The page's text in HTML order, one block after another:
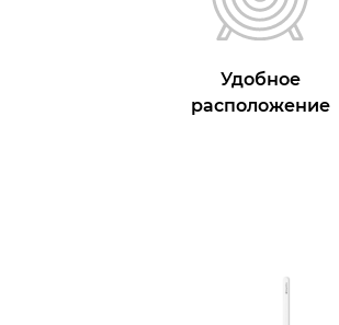
Удобное
расположение